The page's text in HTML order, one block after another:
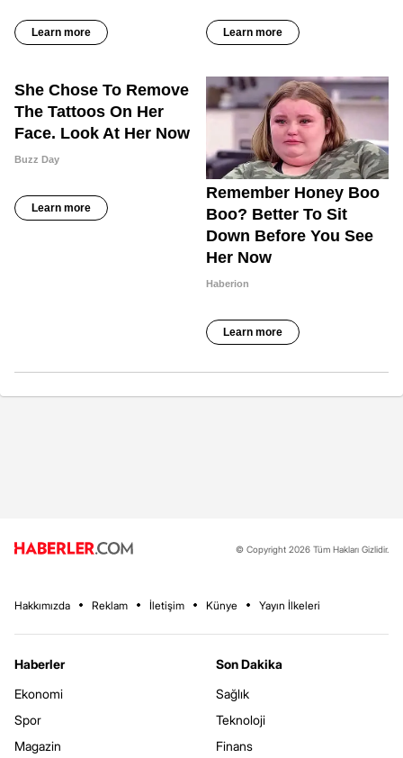
© Copyright 2026 Tüm Hakları Gizlidir.
Hakkımızda Reklam İletişim Künye Yayın İlkeleri
Haberler
Ekonomi
Spor
Magazin
Son Dakika
Sağlık
Teknoloji
Finans